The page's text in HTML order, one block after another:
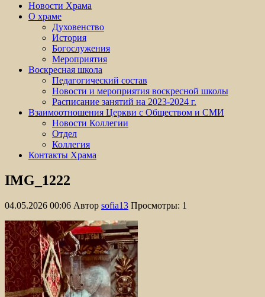
Новости Храма
О храме
Духовенство
История
Богослужения
Мероприятия
Воскресная школа
Педагогический состав
Новости и мероприятия воскресной школы
Расписание занятий на 2023-2024 г.
Взаимоотношения Церкви с Обществом и СМИ
Новости Коллегии
Отдел
Коллегия
Контакты Храма
IMG_1222
04.05.2026 00:06 Автор sofia13 Просмотры: 1